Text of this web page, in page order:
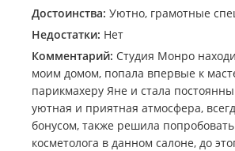
Достоинства: Уютно, грамотные
Недостатки: Нет
Комментарий: Студия Монро
моим домом, попала впервые к
парикмахеру Яне и стала
уютная и приятная атмосфера,
бонусом, также решила попробовать
косметолога в данном салоне, до